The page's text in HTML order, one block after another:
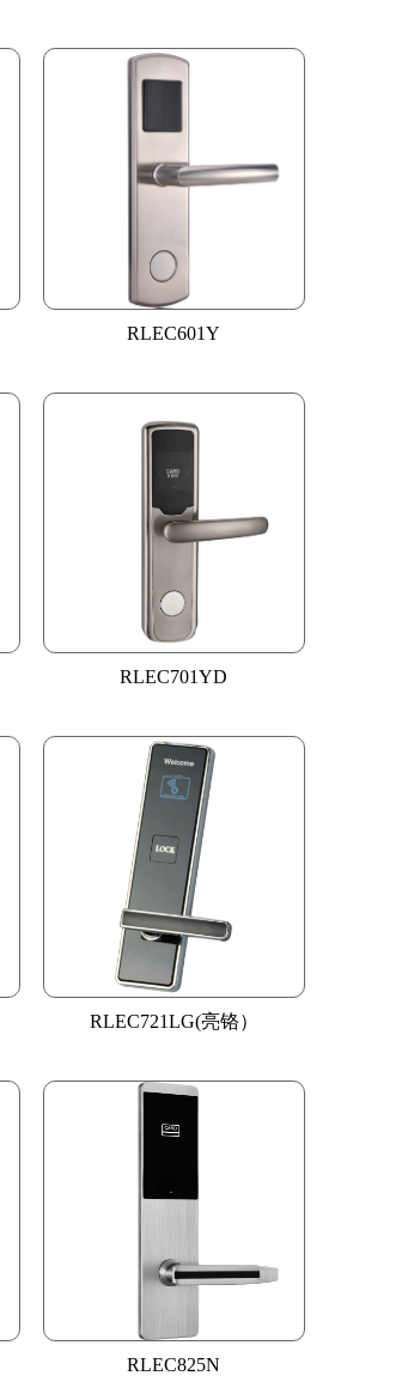
RLEC601Y
RLEC701YD
RLEC721LG(亮铬）
RLEC825N